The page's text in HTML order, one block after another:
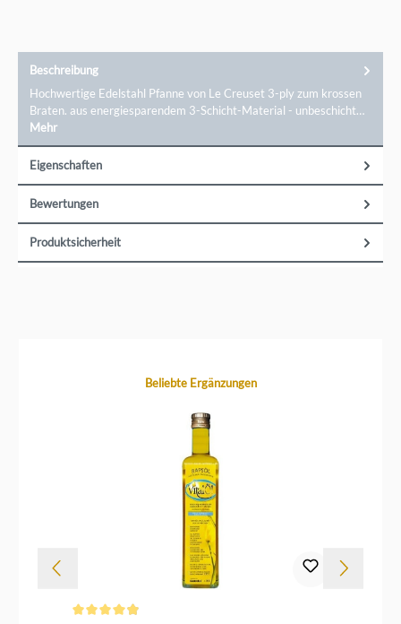
Beschreibung
Hochwertige Edelstahl Pfanne von Le Creuset 3-ply zum krossen
Braten. aus energiesparendem 3-Schicht-Material - unbeschicht…
Mehr
Eigenschaften
Bewertungen
Produktsicherheit
Produktgalerie überspringenBeliebte Ergänzungen